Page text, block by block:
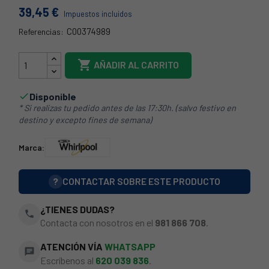
39,45 € Impuestos incluidos
Referencias: C00374989
481010517256
 AÑADIR AL CARRITO
Disponible
* Si realizas tu pedido antes de las 17:30h. (salvo festivo en
destino y excepto fines de semana)
Marca:
? CONTACTAR SOBRE ESTE PRODUCTO
phone
¿TIENES DUDAS?
Contacta con nosotros en el 981 866 708.
chat ATENCIÓN VÍA WHATSAPP
Escríbenos al 620 039 836